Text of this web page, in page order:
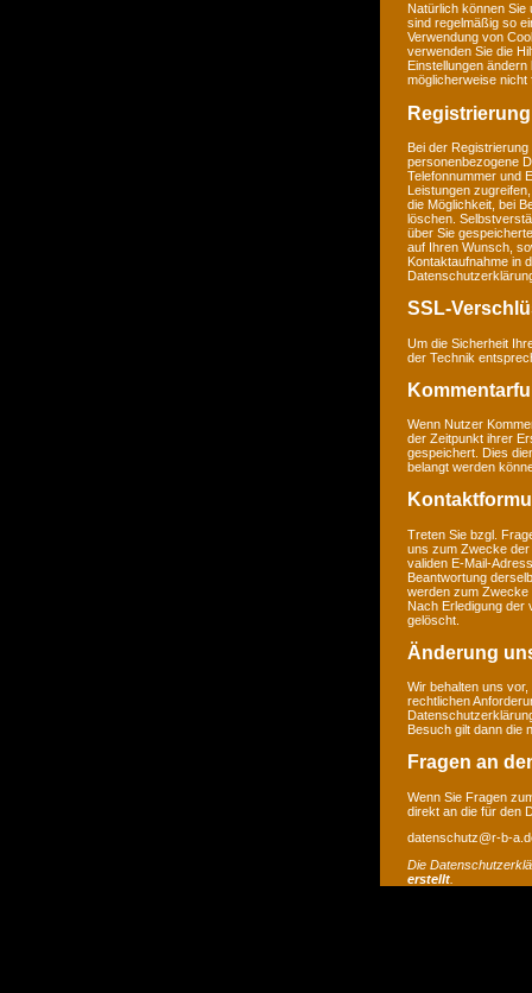
Natürlich können
sind regelmäßig so
Verwendung von
verwenden Sie die
Einstellungen
möglicherweise nicht
Bei der
personenbezogene
Telefonnummer und
Leistungen
die Möglichkeit, bei
löschen.
über Sie
auf Ihren Wunsch,
Kontaktaufnahme in
SSL-
Um die Sicherheit
der Technik
Wenn Nutzer
der Zeitpunkt ihrer
gespeichert. Dies
belangt werden
Treten Sie bzgl.
uns zum Zwecke der
validen E-Mail-
Beantwortung
werden zum Zwecke
Nach Erledigung der
gelöscht.
Änderung
Wir behalten uns
rechtlichen
Besuch gilt dann die
Fragen an
Wenn Sie Fragen
direkt an die für den
datenschutz@r-b-
Die
erstellt